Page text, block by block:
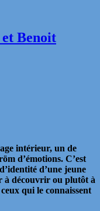
Benoit
intérieur, un de
d’émotions. C’est
d’une jeune
à découvrir ou plutôt à
qui le connaissent